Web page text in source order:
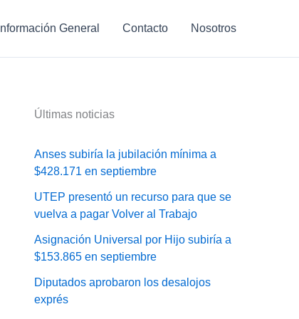
Información General Contacto Nosotros
Últimas noticias
Anses subiría la jubilación mínima a
$428.171 en septiembre
UTEP presentó un recurso para que se
vuelva a pagar Volver al Trabajo
Asignación Universal por Hijo subiría a
$153.865 en septiembre
Diputados aprobaron los desalojos
exprés